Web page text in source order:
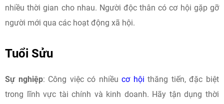
nhiều thời gian cho nhau. Người độc thân có cơ hội gặp gỡ
người mới qua các hoạt động xã hội.​
Tuổi Sửu
Sự nghiệp: Công việc có nhiềucơ hội thăng tiến, đặc biệt
trong lĩnh vực tài chính và kinh doanh. Hãy tận dụng thời